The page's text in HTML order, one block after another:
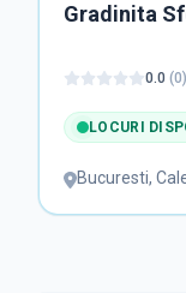
Gradinita
0.0 (0)
LOCURI
Bucuresti,